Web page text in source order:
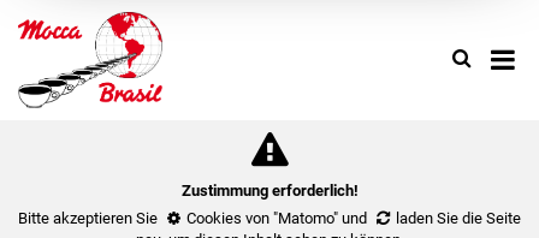
Zustimmung erforderlich!
Bitte akzeptieren Sie
Cookies von "Matomo" und
laden Sie die Seite
SearchUse
up
select